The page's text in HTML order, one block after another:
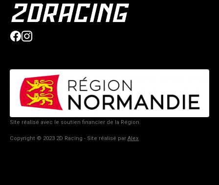
Site réalisé avec le soutien financier de la Région.
Copyright © 2023 2D Racing - Site réalisé par Alex